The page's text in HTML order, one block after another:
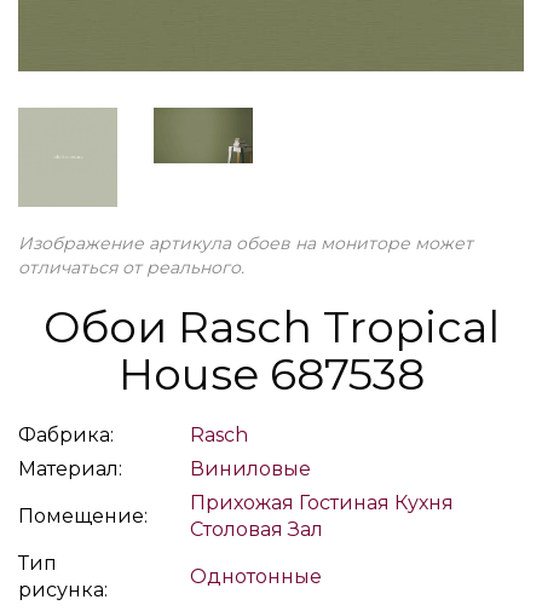
Изображение артикула обоев на мониторе может
отличаться от реального.
Обои Rasch Tropical
House 687538
Фабрика:
Rasch
Материал:
Виниловые
Помещение:
Прихожая Гостиная Кухня
Столовая Зал
Тип
рисунка:
Однотонные